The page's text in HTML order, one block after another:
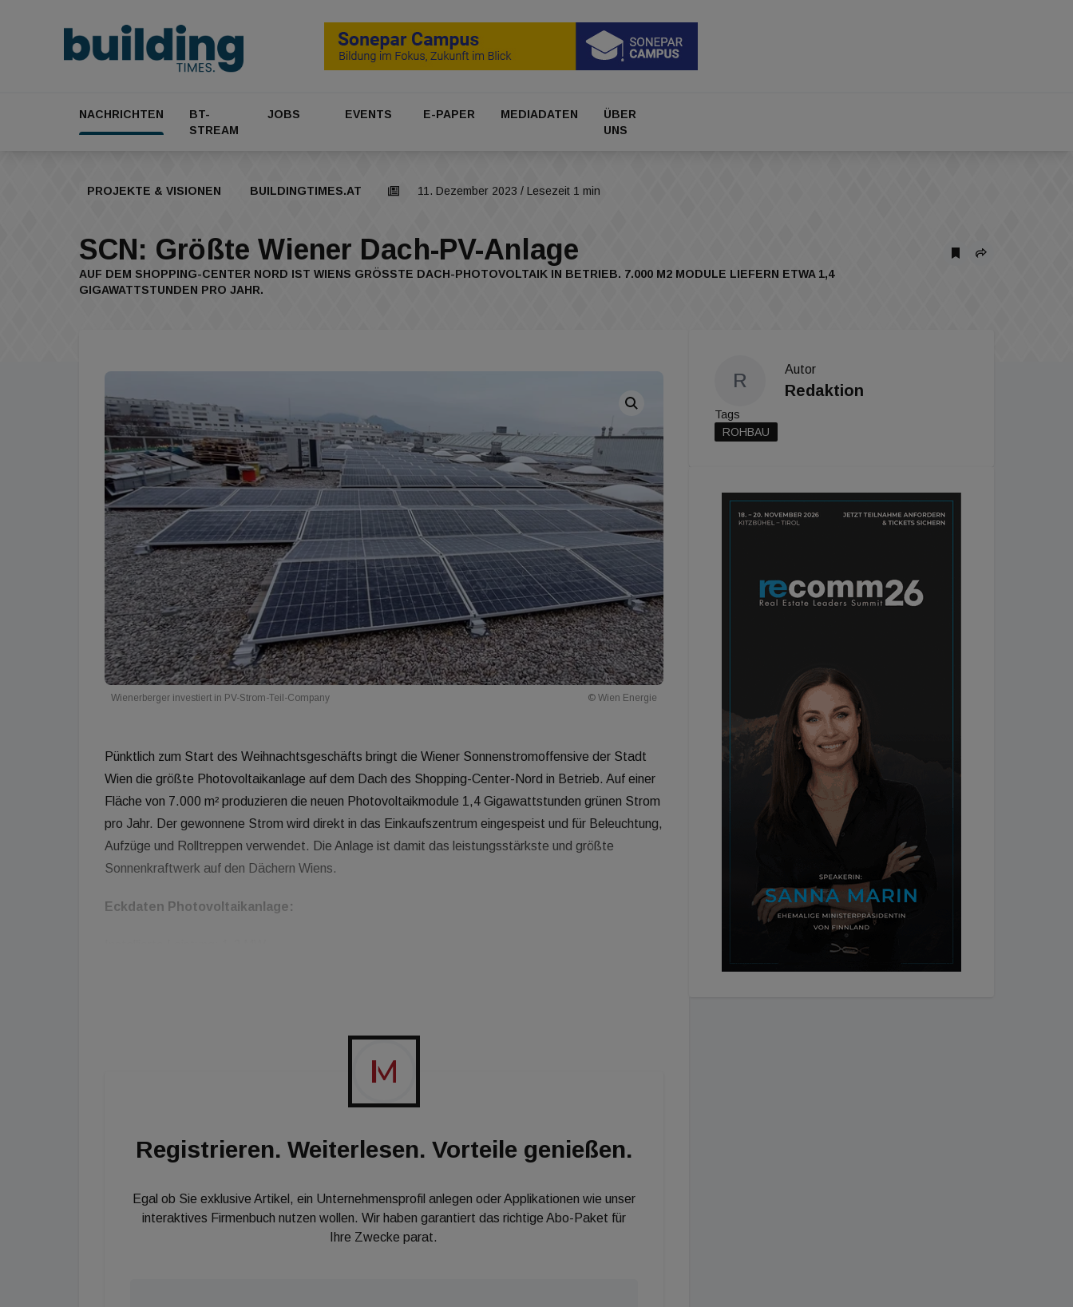
NACHRICHTEN
BT-
STREAM
JOBS EVENTS E-PAPER MEDIADATEN
ÜBER
UNS
PROJEKTE & VISIONEN BUILDINGTIMES.AT 11. Dezember 2023 / Lesezeit 1 min
SCN: Größte Wiener Dach-PV-Anlage
AUF DEM SHOPPING-CENTER NORD IST WIENS GRÖSSTE DACH-PHOTOVOLTAIK IN BETRIEB. 7.000 M2 MODULE LIEFERN ETWA 1,4 G
IGAWATTSTUNDEN PRO JAHR.
Wienerberger investiert in PV-Strom-Teil-Company © Wien Energie
Pünktlich zum Start des Weihnachtsgeschäfts bringt die Wiener Sonnenstromoffensive der Stadt
Wien die größte Photovoltaikanlage auf dem Dach des Shopping-Center-Nord in Betrieb. Auf einer
Fläche von 7.000 m² produzieren die neuen Photovoltaikmodule 1,4 Gigawattstunden grünen Strom
pro Jahr. Der gewonnene Strom wird direkt in das Einkaufszentrum eingespeist und für Beleuchtung,
Aufzüge und Rolltreppen verwendet. Die Anlage ist damit das leistungsstärkste und größte
Sonnenkraftwerk auf den Dächern Wiens.
Eckdaten Photovoltaikanlage:
Registrieren. Weiterlesen. Vorteile genießen.
Egal ob Sie exklusive Artikel, ein Unternehmensprofil anlegen oder Applikationen wie unser
interaktives Firmenbuch nutzen wollen. Wir haben garantiert das richtige Abo-Paket für
Ihre Zwecke parat.
R
Autor
Redaktion
Tags
ROHBAU